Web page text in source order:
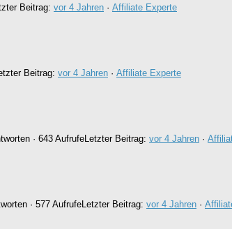
Beitrag: vor 4 Jahren · Affiliate Experte
Beitrag: vor 4 Jahren · Affiliate Experte
· 643 AufrufeLetzter Beitrag: vor 4 Jahren ·
· 577 AufrufeLetzter Beitrag: vor 4 Jahren ·